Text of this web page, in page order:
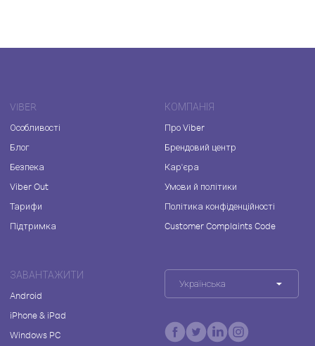
VIBER
Особливості
Блог
Безпека
Viber Out
Тарифи
Підтримка
КОМПАНІЯ
Про Viber
Брендовий центр
Кар'єра
Умови й політики
Політика конфіденційності
Customer Complaints Code
ЗАВАНТАЖИТИ
Android
iPhone & iPad
Windows PC
Українська